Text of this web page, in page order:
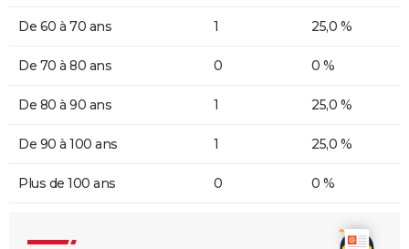
De 60 à 70 ans 1 25,0 %
De 70 à 80 ans 0 0 %
De 80 à 90 ans 1 25,0 %
De 90 à 100 ans 1 25,0 %
Plus de 100 ans 0 0 %